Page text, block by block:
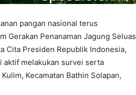
pangan nasional terus
Gerakan Penanaman Jagung Seluas
Cita Presiden Republik Indonesia,
aktif melakukan survei serta
Kecamatan Bathin Solapan,